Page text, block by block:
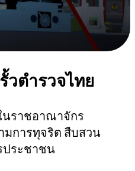
วตำรวจไทย
นราชอาณาจักร
มการทุจริต สืบสวน
ประชาชน